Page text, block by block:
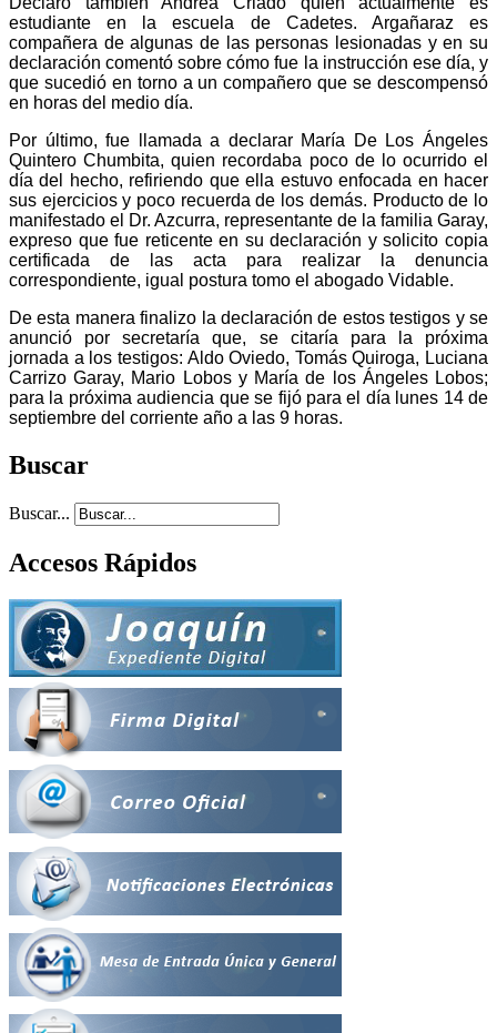
estudiante en la escuela de Cadetes. Argañaraz es
compañera de algunas de las personas lesionadas y en su
declaración comentó sobre cómo fue la instrucción ese día, y
que sucedió en torno a un compañero que se descompensó
en horas del medio día.
Por último, fue llamada a declarar María De Los Ángeles
Quintero Chumbita, quien recordaba poco de lo ocurrido el
día del hecho, refiriendo que ella estuvo enfocada en hacer
sus ejercicios y poco recuerda de los demás. Producto de lo
manifestado el Dr. Azcurra, representante de la familia Garay,
expreso que fue reticente en su declaración y solicito copia
certificada de las acta para realizar la denuncia
correspondiente, igual postura tomo el abogado Vidable.
De esta manera finalizo la declaración de estos testigos y se
anunció por secretaría que, se citaría para la próxima
jornada a los testigos: Aldo Oviedo, Tomás Quiroga, Luciana
Carrizo Garay, Mario Lobos y María de los Ángeles Lobos;
para la próxima audiencia que se fijó para el día lunes 14 de
septiembre del corriente año a las 9 horas.
Buscar
Buscar...
Accesos Rápidos